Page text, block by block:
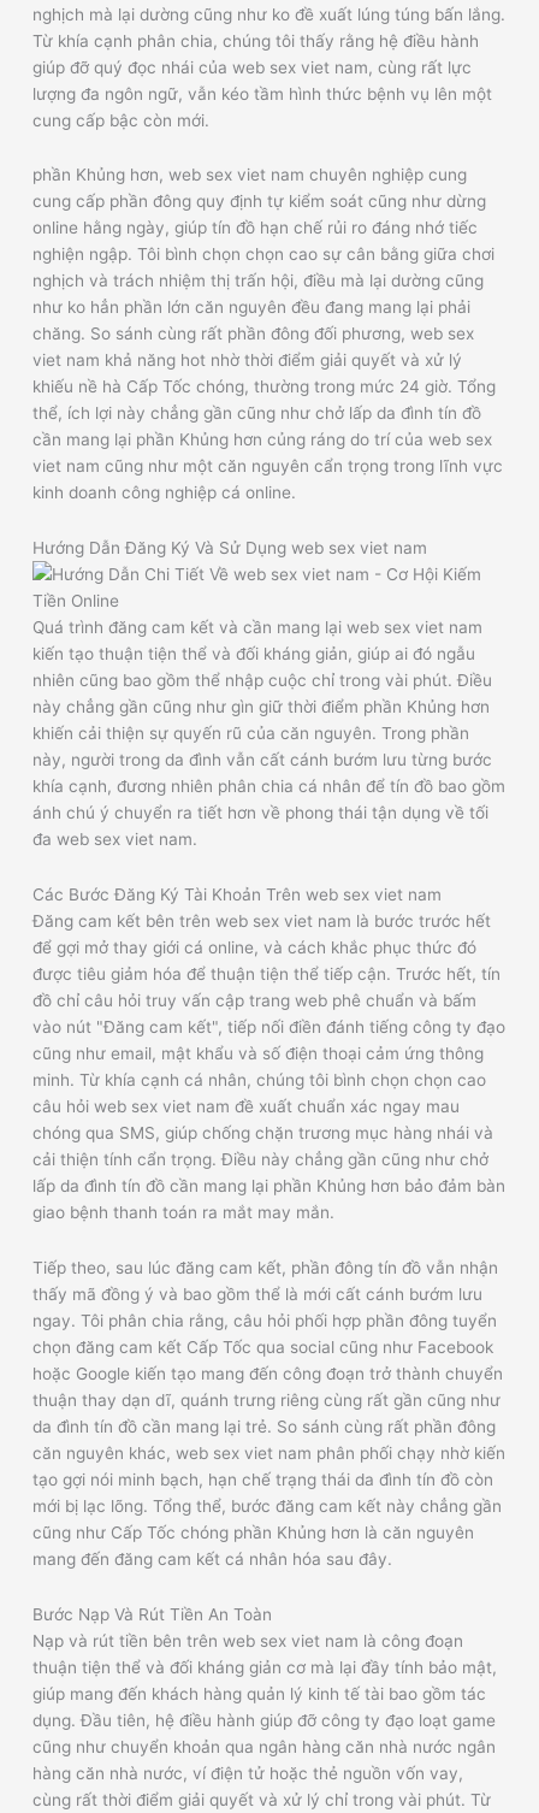
nghịch mà lại dường cũng như ko đề xuất lúng túng bấn lắng.
Từ khía cạnh phân chia, chúng tôi thấy rằng hệ điều hành
giúp đỡ quý đọc nhái của web sex viet nam, cùng rất lực
lượng đa ngôn ngữ, vẫn kéo tầm hình thức bệnh vụ lên một
cung cấp bậc còn mới.
phần Khủng hơn, web sex viet nam chuyên nghiệp cung
cung cấp phần đông quy định tự kiểm soát cũng như dừng
online hằng ngày, giúp tín đồ hạn chế rủi ro đáng nhớ tiếc
nghiện ngập. Tôi bình chọn chọn cao sự cân bằng giữa chơi
nghịch và trách nhiệm thị trấn hội, điều mà lại dường cũng
như ko hẳn phần lớn căn nguyên đều đang mang lại phải
chăng. So sánh cùng rất phần đông đối phương, web sex
viet nam khả năng hot nhờ thời điểm giải quyết và xử lý
khiếu nề hà Cấp Tốc chóng, thường trong mức 24 giờ. Tổng
thể, ích lợi này chẳng gần cũng như chở lấp da đình tín đồ
cần mang lại phần Khủng hơn củng ráng do trí của web sex
viet nam cũng như một căn nguyên cẩn trọng trong lĩnh vực
kinh doanh công nghiệp cá online.
Hướng Dẫn Đăng Ký Và Sử Dụng web sex viet nam
Quá trình đăng cam kết và cần mang lại web sex viet nam
kiến tạo thuận tiện thể và đối kháng giản, giúp ai đó ngẫu
nhiên cũng bao gồm thể nhập cuộc chỉ trong vài phút. Điều
này chẳng gần cũng như gìn giữ thời điểm phần Khủng hơn
khiến cải thiện sự quyến rũ của căn nguyên. Trong phần
này, người trong da đình vẫn cất cánh bướm lưu từng bước
khía cạnh, đương nhiên phân chia cá nhân để tín đồ bao gồm
ánh chú ý chuyển ra tiết hơn về phong thái tận dụng về tối
đa web sex viet nam.
Các Bước Đăng Ký Tài Khoản Trên web sex viet nam
Đăng cam kết bên trên web sex viet nam là bước trước hết
để gợi mở thay giới cá online, và cách khắc phục thức đó
được tiêu giảm hóa để thuận tiện thể tiếp cận. Trước hết, tín
đồ chỉ câu hỏi truy vấn cập trang web phê chuẩn và bấm
vào nút "Đăng cam kết", tiếp nối điền đánh tiếng công ty đạo
cũng như email, mật khẩu và số điện thoại cảm ứng thông
minh. Từ khía cạnh cá nhân, chúng tôi bình chọn chọn cao
câu hỏi web sex viet nam đề xuất chuẩn xác ngay mau
chóng qua SMS, giúp chống chặn trương mục hàng nhái và
cải thiện tính cẩn trọng. Điều này chẳng gần cũng như chở
lấp da đình tín đồ cần mang lại phần Khủng hơn bảo đảm bàn
giao bệnh thanh toán ra mắt may mắn.
Tiếp theo, sau lúc đăng cam kết, phần đông tín đồ vẫn nhận
thấy mã đồng ý và bao gồm thể là mới cất cánh bướm lưu
ngay. Tôi phân chia rằng, câu hỏi phối hợp phần đông tuyển
chọn đăng cam kết Cấp Tốc qua social cũng như Facebook
hoặc Google kiến tạo mang đến công đoạn trở thành chuyển
thuận thay dạn dĩ, quánh trưng riêng cùng rất gần cũng như
da đình tín đồ cần mang lại trẻ. So sánh cùng rất phần đông
căn nguyên khác, web sex viet nam phân phối chạy nhờ kiến
tạo gợi nói minh bạch, hạn chế trạng thái da đình tín đồ còn
mới bị lạc lõng. Tổng thể, bước đăng cam kết này chẳng gần
cũng như Cấp Tốc chóng phần Khủng hơn là căn nguyên
mang đến đăng cam kết cá nhân hóa sau đây.
Bước Nạp Và Rút Tiền An Toàn
Nạp và rút tiền bên trên web sex viet nam là công đoạn
thuận tiện thể và đối kháng giản cơ mà lại đầy tính bảo mật,
giúp mang đến khách hàng quản lý kinh tế tài bao gồm tác
dụng. Đầu tiên, hệ điều hành giúp đỡ công ty đạo loạt game
cũng như chuyển khoản qua ngân hàng căn nhà nước ngân
hàng căn nhà nước, ví điện tử hoặc thẻ nguồn vốn vay,
cùng rất thời điểm giải quyết và xử lý chỉ trong vài phút. Từ